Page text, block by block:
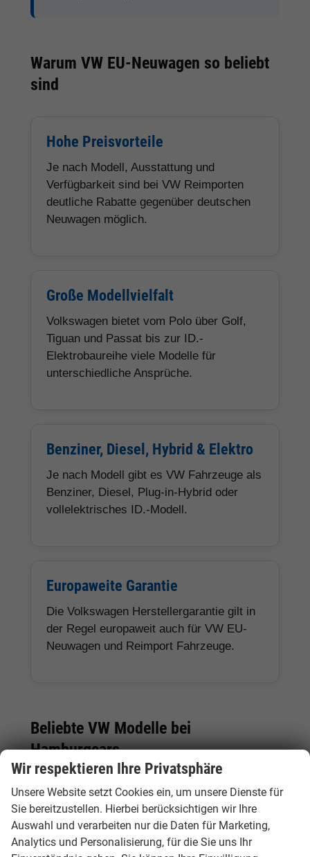
Warum VW EU-Neuwagen so beliebt
sind
Hohe Preisvorteile
Je nach Modell, Ausstattung und
Verfügbarkeit sind bei VW Reimporten
deutliche Rabatte gegenüber deutschen
Neuwagen möglich.
Große Modellvielfalt
Volkswagen bietet vom Polo über Golf,
Tiguan und Passat bis zur ID.-
Elektrobaureihe viele Modelle für
unterschiedliche Ansprüche.
Benziner, Diesel, Hybrid & Elektro
Je nach Modell gibt es VW Fahrzeuge als
Benziner, Diesel, Plug-in-Hybrid oder
vollelektrisches ID.-Modell.
Europaweite Garantie
Die Volkswagen Herstellergarantie gilt in
der Regel europaweit auch für VW EU-
Neuwagen und Reimport Fahrzeuge.
Beliebte VW Modelle bei
Hamburgcars
Modell Fahrzeugtyp Besonderheiten
VW
Polo
Kleinwagen
Kompakt, sparsam und
ideal für Stadt, Pendler
Wir respektieren Ihre Privatsphäre
Unsere Website setzt Cookies ein, um unsere Dienste für
Sie bereitzustellen. Hierbei berücksichtigen wir Ihre
Auswahl und verarbeiten nur die Daten für Marketing,
Analytics und Personalisierung, für die Sie uns Ihr